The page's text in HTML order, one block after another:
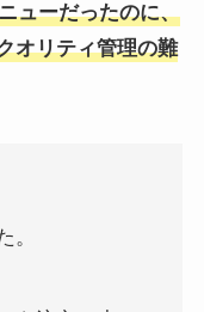
ューだったのに、
オリティ管理の難
。